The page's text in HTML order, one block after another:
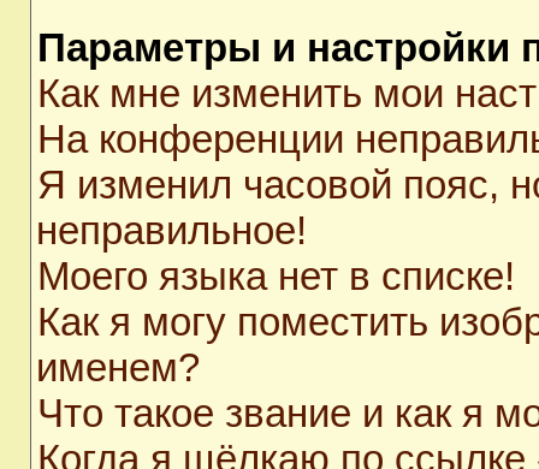
Параметры и настройки
Как мне изменить мои
На конференции
Я изменил часовой пояс,
неправильное!
Моего языка нет в списке!
Как я могу поместить
именем?
Что такое звание и как я
Когда я щёлкаю по ссылке